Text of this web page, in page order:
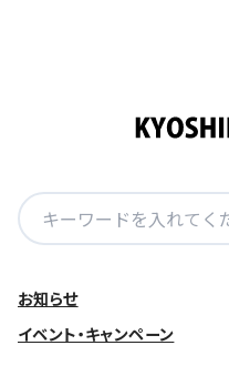
京進グループが目指す姿
フランチャイズ事業
CSRレポート
ミャンマーへの支援活動
オリジナルバッグプロジ
清華・京進発展フォーラム
立木奨学金
ビジョン／経営方針
IRライブラリー
ディスクロージャーポリシ
新卒採用デジタルパンフ
保育事業 採用
個人情報保護方針
Copyright © KYOSHIN Co.,
検
索:
お知らせ
イベント・キャンペーン